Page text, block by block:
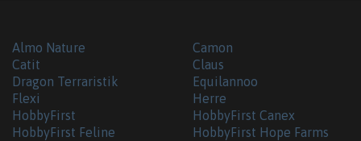
Almo Nature
Camon
Catit
Claus
Dragon Terraristik
Equilannoo
Flexi
Herre
HobbyFirst
HobbyFirst Canex
HobbyFirst Feline
HobbyFirst Hope Farms